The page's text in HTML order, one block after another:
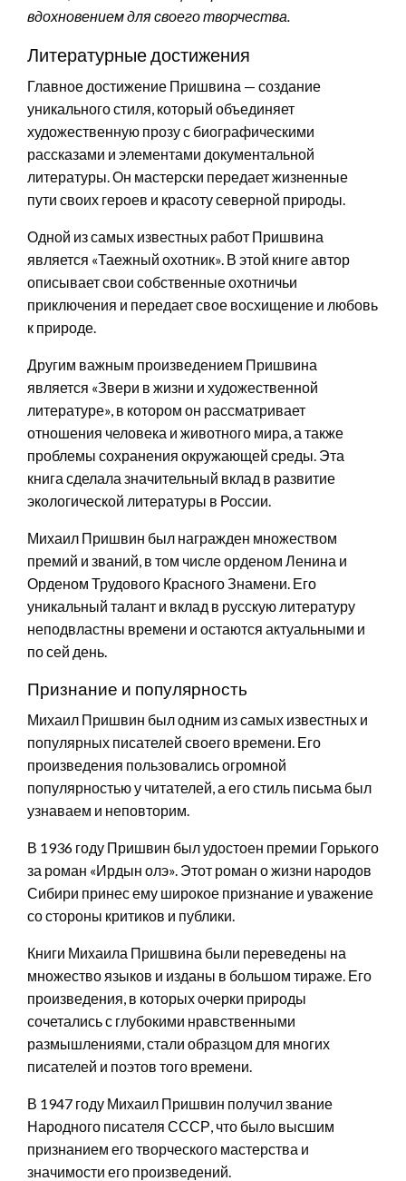
вдохновением для своего творчества.
Литературные достижения
Главное достижение Пришвина — создание
уникального стиля, который объединяет
художественную прозу с биографическими
рассказами и элементами документальной
литературы. Он мастерски передает жизненные
пути своих героев и красоту северной природы.
Одной из самых известных работ Пришвина
является «Таежный охотник». В этой книге автор
описывает свои собственные охотничьи
приключения и передает свое восхищение и любовь
к природе.
Другим важным произведением Пришвина
является «Звери в жизни и художественной
литературе», в котором он рассматривает
отношения человека и животного мира, а также
проблемы сохранения окружающей среды. Эта
книга сделала значительный вклад в развитие
экологической литературы в России.
Михаил Пришвин был награжден множеством
премий и званий, в том числе орденом Ленина и
Орденом Трудового Красного Знамени. Его
уникальный талант и вклад в русскую литературу
неподвластны времени и остаются актуальными и
по сей день.
Признание и популярность
Михаил Пришвин был одним из самых известных и
популярных писателей своего времени. Его
произведения пользовались огромной
популярностью у читателей, а его стиль письма был
узнаваем и неповторим.
В 1936 году Пришвин был удостоен премии Горького
за роман «Ирдын олэ». Этот роман о жизни народов
Сибири принес ему широкое признание и уважение
со стороны критиков и публики.
Книги Михаила Пришвина были переведены на
множество языков и изданы в большом тираже. Его
произведения, в которых очерки природы
сочетались с глубокими нравственными
размышлениями, стали образцом для многих
писателей и поэтов того времени.
В 1947 году Михаил Пришвин получил звание
Народного писателя СССР, что было высшим
признанием его творческого мастерства и
значимости его произведений.